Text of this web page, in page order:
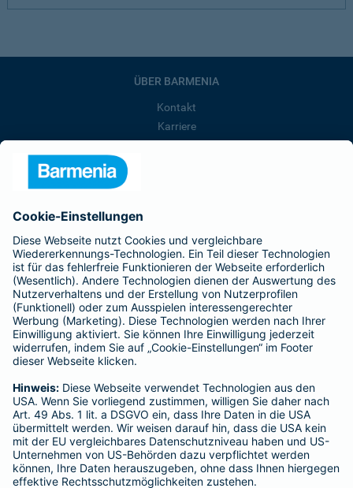
ÜBER BARMENIA
Kontakt
Karriere
Barmenia ist Teil der BarmeniaGothaer
BELIEBTE SEITEN
Kranken-Zusatzversicherung
Tierversicherungen
Haftpflichtversicherung
Hausratversicherung
Adresse ändern
Schaden melden
Kilometerstandsmeldung
Serviceübersicht